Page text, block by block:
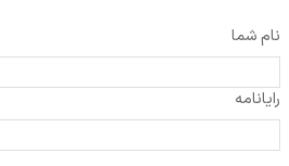
نام شما
رایانامه